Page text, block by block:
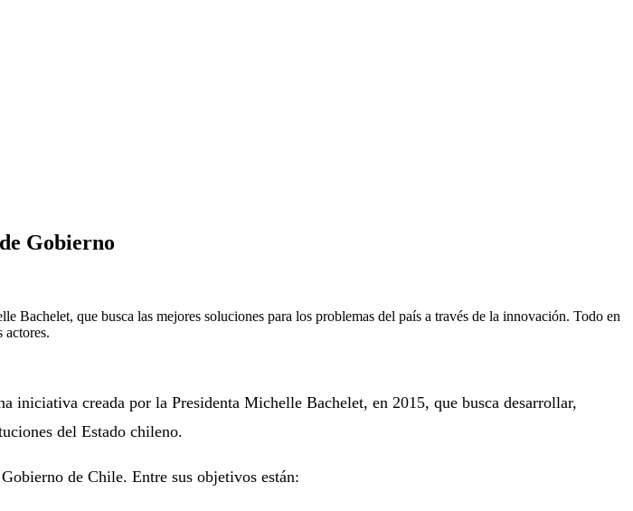
Gobierno
que busca las mejores soluciones para los problemas del país a través de la innovación. Todo en
actores.
iniciativa creada por la Presidenta Michelle Bachelet, en 2015, que busca desarrollar,
del Estado chileno.
de Chile. Entre sus objetivos están: